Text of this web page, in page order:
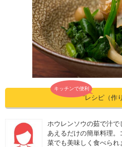
キッチンで便利
”レシピ（作
ホウレンソウの茹で汁で
あえるだけの簡単料理
菜でも美味しく食べら